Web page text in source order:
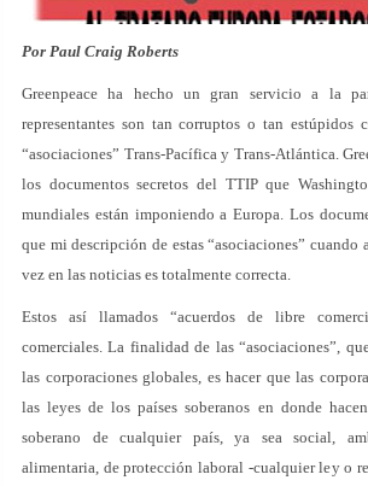
Por Paul Craig Roberts
Greenpeace ha hecho un gran servicio a la
representantes son tan corruptos o tan estúpidos
“asociaciones” Trans-Pacífica y Trans-Atlántica.
los documentos secretos del TTIP que
mundiales están imponiendo a Europa. Los
que mi descripción de estas “asociaciones” cuando
vez en las noticias es totalmente correcta.
Estos así llamados “acuerdos de libre
comerciales. La finalidad de las “asociaciones”,
las corporaciones globales, es hacer que las
las leyes de los países soberanos en donde
soberano de cualquier país, ya sea social,
alimentaria, de protección laboral -cualquier ley o